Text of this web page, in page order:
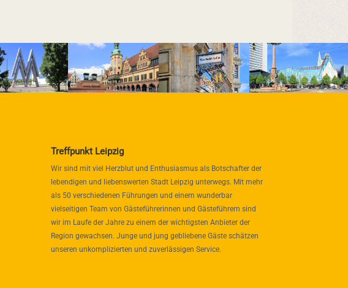
Treffpunkt Leipzig
Wir sind mit viel Herzblut und Enthusiasmus als Botschafter der
lebendigen und liebenswerten Stadt Leipzig unterwegs. Mit mehr
als 50 verschiedenen Führungen und einem wunderbar
vielseitigen Team von Gästeführerinnen und Gästeführern sind
wir im Laufe der Jahre zu einem der wichtigsten Anbieter der
Region gewachsen. Junge und jung gebliebene Gäste schätzen
unseren unkomplizierten und zuverlässigen Service.